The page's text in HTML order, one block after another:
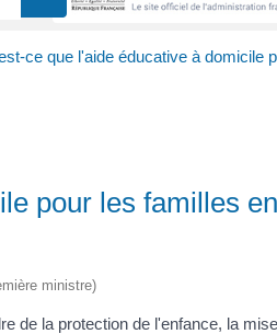
ce que l'aide éducative à domicile
pour les familles en
ministre)
de la protection de l'enfance, la